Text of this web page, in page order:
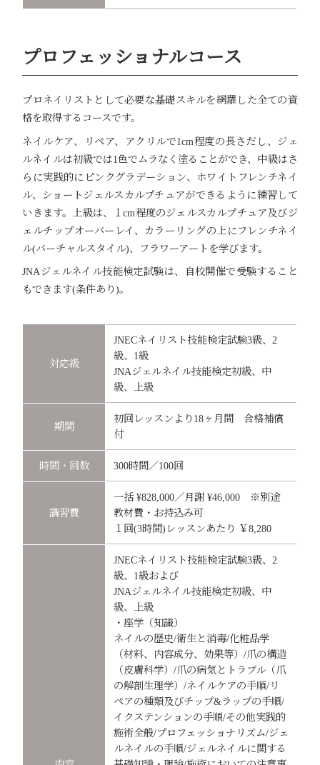
プロフェッショナルコース
プロネイリストとして必要な基礎スキルを網羅した全ての資
格を取得するコースです。
ネイルケア、リペア、アクリルで1cm程度の長さだし、ジェ
ルネイルは初級では1色でムラなく塗ることができ、中級はさ
らに実践的にピンクグラデーション、ホワイトフレンチネイ
ル、ショートジェルスカルプチュアができるように練習して
いきます。上級は、１cm程度のジェルスカルプチュア及びジ
ェルチップオーバーレイ、カラーリングの上にフレンチネイ
ル(バーチャルスタイル)、フラワーアートを学びます。
JNAジェルネイル技能検定試験は、自校開催で受験すること
もできます(条件あり)。
対応級
JNECネイリスト技能検定試験3級、2
級、1級
JNAジェルネイル技能検定初級、中
級、上級
期間
初回レッスンより18ヶ月間 合格補償
付
時間・回数 300時間／100回
講習費
一括 ¥828,000／月謝 ¥46,000 ※別途
教材費・お持込み可
１回(3時間)レッスンあたり ￥8,280
JNECネイリスト技能検定試験3級、2
級、1級および
JNAジェルネイル技能検定初級、中
級、上級
・座学（知識）
ネイルの歴史/衛生と消毒/化粧品学
（材料、内容成分、効果等）/爪の構造
（皮膚科学）/爪の病気とトラブル（爪
の解剖生理学）/ネイルケアの手順/リ
ペアの種類及びチップ&ラップの手順/
イクステンションの手順/その他実践的
施術全般/プロフェッショナリズム/ジェ
ルネイルの手順/ジェルネイルに関する